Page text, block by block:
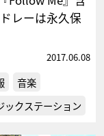
レーは永久保
2017.06.08
音楽
ックステーション